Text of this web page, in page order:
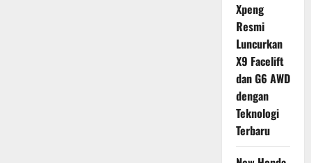
Xpeng
Resmi
Luncurkan
X9 Facelift
dan G6 AWD
dengan
Teknologi
Terbaru